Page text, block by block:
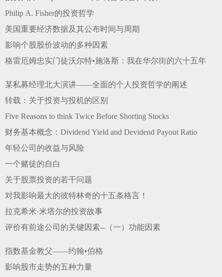
Philip A. Fisher的投资哲学
美国重要经济数据及其公布时间与周期
影响个股股价波动的多种因素
格雷厄姆忠实门徒沃尔特•施洛斯：我在华尔街的六十五年
某私募经理北大演讲——全面的个人投资哲学的阐述
转载：关于投资与投机的区别
Five Reasons to think Twice Before Shorting Stocks
财务基本概念：Dividend Yield and Devidend Payout Ratio
年轻公司的收益与风险
一个赌徒的自白
关于股票投资的若干问题
对我影响最大的彼特林奇的十五条格言！
拉克希米·米塔尔的投资故事
评价有前途公司的关键因素--（一）功能因素
指数基金教父——约翰•伯格
影响股市走势的五种力量